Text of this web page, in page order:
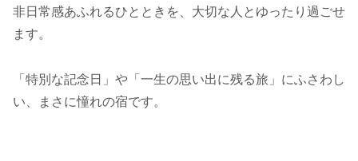
非日常感あふれるひとときを、大切な人とゆったり過ごせ
ます。
「特別な記念日」や「一生の思い出に残る旅」にふさわし
い、まさに憧れの宿です。